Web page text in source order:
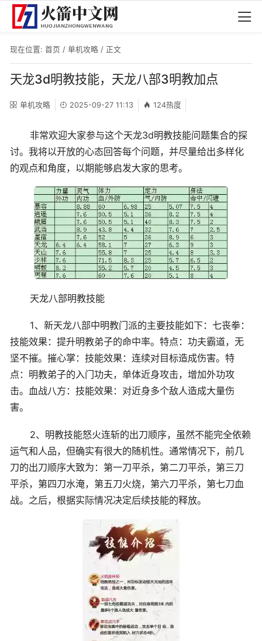
现在位置: 首页 / 单机攻略 / 正文
天龙3d明教技能，天龙八部3明教加点
单机攻略 2025-09-27 11:13 124热度
非常欢迎大家参与这个天龙3d明教技能问题集合的探
讨。我将以开放的心态回答每个问题，并尽量给出多样化
的观点和角度，以期能够启发大家的思考。
天龙八部明教技能
1、新天龙八部中明教门派的主要技能如下：七丧拳：
技能效果：提升明教弟子的命中率。特点：功夫霸道，无
坚不摧。摧心掌：技能效果：连续对目标造成伤害。特
点：明教弟子的入门功夫，单体近身攻击，增加外功攻
击。血战八方：技能效果：对近身多个敌人造成大量伤
害。
2、明教技能怒火连斩的出刀顺序，虽然不能完全依赖
运气和人品，但确实有很大的随机性。通常情况下，前几
刀的出刀顺序大致为：第一刀平杀，第二刀平杀，第三刀
平杀，第四刀水淹，第五刀火烧，第六刀平杀，第七刀血
战。之后，根据实际情况决定后续技能的释放。